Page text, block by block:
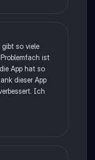
gibt so viele
ist
App hat so
dieser App
Ich